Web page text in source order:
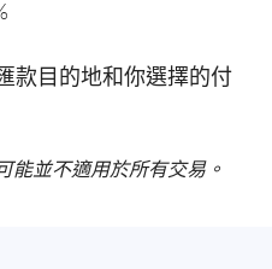
款目的地和你選擇的付
能並不適用於所有交易。